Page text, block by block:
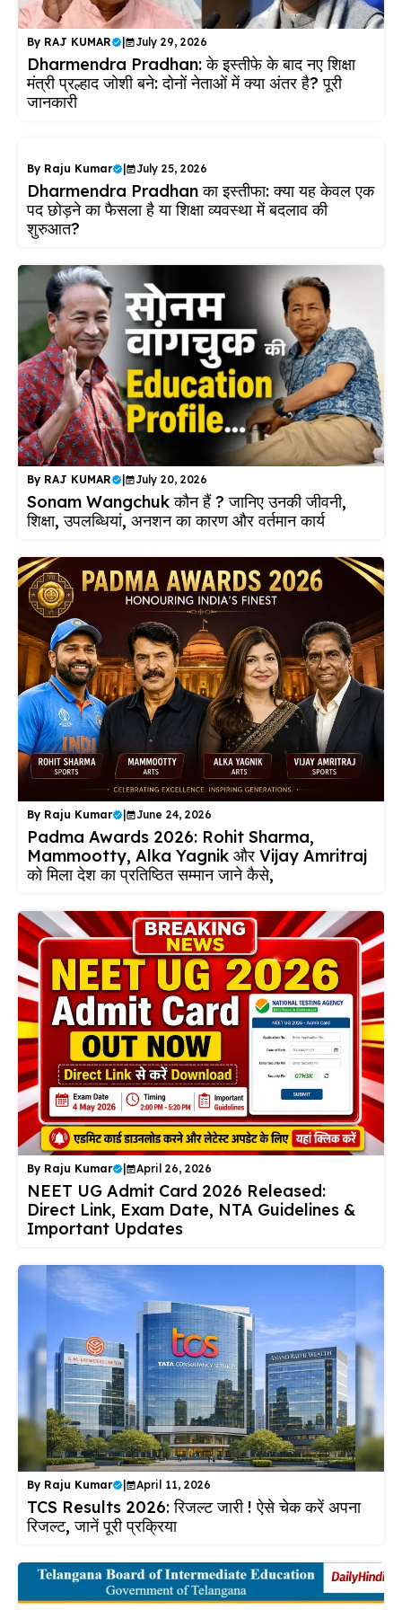
By RAJ KUMAR July 29, 2026
Dharmendra Pradhan: के इस्तीफे के बाद नए शिक्षा
मंत्री प्रल्हाद जोशी बने: दोनों नेताओं में क्या अंतर है? पूरी
जानकारी
By Raju Kumar July 25, 2026
Dharmendra Pradhan का इस्तीफा: क्या यह केवल एक
पद छोड़ने का फैसला है या शिक्षा व्यवस्था में बदलाव की
शुरुआत?
By RAJ KUMAR July 20, 2026
Sonam Wangchuk कौन हैं ? जानिए उनकी जीवनी,
शिक्षा, उपलब्धियां, अनशन का कारण और वर्तमान कार्य
By Raju Kumar June 24, 2026
Padma Awards 2026: Rohit Sharma,
Mammootty, Alka Yagnik और Vijay Amritraj
को मिला देश का प्रतिष्ठित सम्मान जाने कैसे,
By Raju Kumar April 26, 2026
NEET UG Admit Card 2026 Released:
Direct Link, Exam Date, NTA Guidelines &
Important Updates
By Raju Kumar | April 11, 2026
TCS Results 2026: रिजल्ट जारी ! ऐसे चेक करें अपना
रिजल्ट, जानें पूरी प्रक्रिया